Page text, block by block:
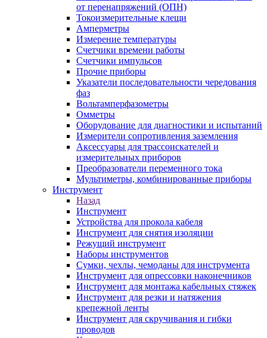
от перенапряжений (ОПН)
Токоизмерительные клещи
Амперметры
Измерение температуры
Счетчики времени работы
Счетчики импульсов
Прочие приборы
Указатели последовательности чередования
фаз
Вольтамперфазометры
Омметры
Оборудование для диагностики и испытаний
Измерители сопротивления заземления
Аксессуары для трассоискателей и
измерительных приборов
Преобразователи переменного тока
Мультиметры, комбинированные приборы
Инструмент
Назад
Инструмент
Устройства для прокола кабеля
Инструмент для снятия изоляции
Режущий инструмент
Наборы инструментов
Сумки, чехлы, чемоданы для инструмента
Инструмент для опрессовки наконечников
Инструмент для монтажа кабельных стяжек
Инструмент для резки и натяжения
крепежной ленты
Инструмент для скручивания и гибки
проводов